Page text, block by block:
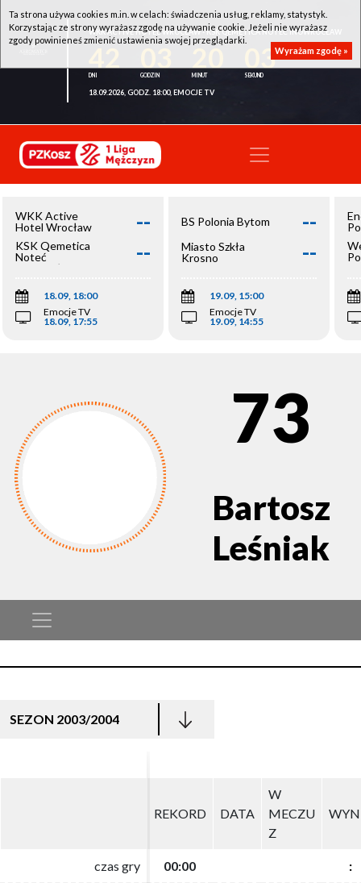
WKK ACTIVE HOTEL WROCŁAW - KSK QEMETICA NOTEĆ INOWROCŁAW
03
18.09.2026, GODZ. 18:00, EMOCJE TV
WKK Active
Hotel Wrocław
--
KSK Qemetica
Noteć
Inowrocław
--
18.09, 18:00
Emocje TV
18.09, 17:55
BS Polonia Bytom --
Miasto Szkła
Krosno
--
19.09, 15:00
Emocje TV
19.09, 14:55
73
Bartosz
Leśniak
SEZON 2003/2004
REKORD DATA
W
MECZU
Z
czas gry 00:00 :
REKORD DATA
W
MECZU
Z
czas gry 00:00 :
Ta strona używa cookies m.in. w celach: świadczenia usług, reklamy, statystyk.
Korzystając ze strony wyrażasz zgodę na używanie cookie. Jeżeli nie wyrażasz
zgody powinieneś zmienić ustawienia swojej przeglądarki.
Wyrażam zgodę »